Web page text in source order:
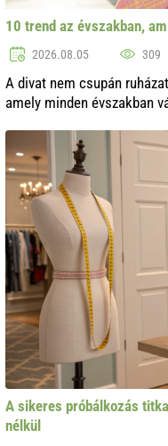
10 trend az évszakban,
2026.08.05 309
A divat nem csupán
amely minden évszakban
és még a természetből is...
A sikeres próbálkozás
nélkül